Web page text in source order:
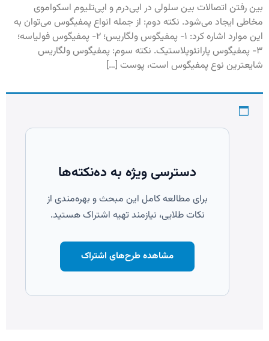
بين رفتن اتصالات بين سلولى در اپی‌درم و اپى‏‌تليوم اسكواموى
مخاطى ايجاد مى‌‏شود. نکته دوم: از جمله انواع پمفيگوس می‌توان به
این موارد اشاره کرد: ۱- پمفیگوس ولگاریس؛ ۲- پمفیگوس فولیاسه؛
۳- پمفیگوس پارانئوپلاستیک. نکته سوم: پمفيگوس ولگاريس
شايعترين نوع پمفیگوس است، پوست […]
دسترسی ویژه به ده‌نکته‌ها
برای مطالعه کامل این مبحث و بهره‌مندی از
نکات طلایی، نیازمند تهیه اشتراک هستید.
مشاهده طرح‌های اشتراک